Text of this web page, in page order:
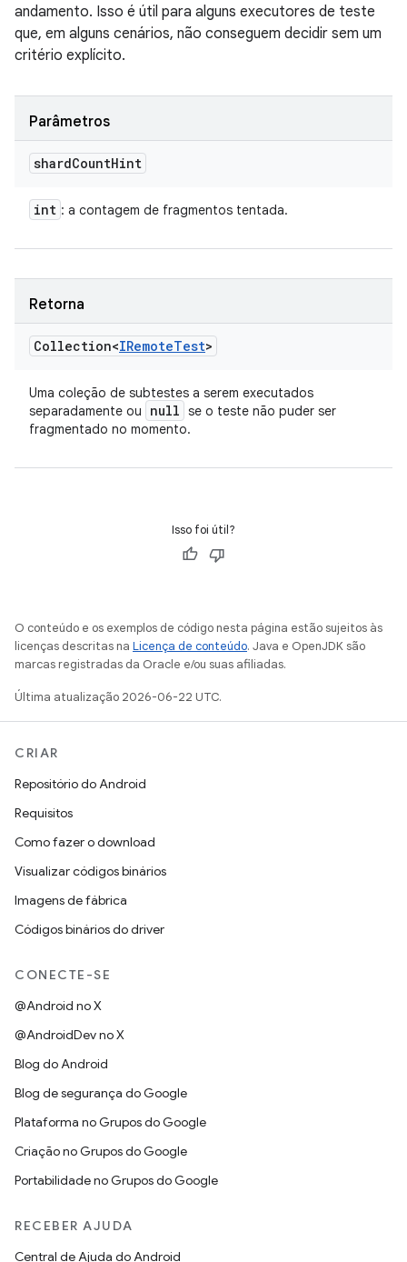
andamento. Isso é útil para alguns executores de teste
que, em alguns cenários, não conseguem decidir sem um
critério explícito.
Parâmetros
shardCountHint
int : a contagem de fragmentos tentada.
Retorna
Collection<IRemoteTest>
Uma coleção de subtestes a serem executados
separadamente ou
null se o teste não puder ser
fragmentado no momento.
Isso foi útil?
O conteúdo e os exemplos de código nesta página estão sujeitos às
licenças descritas na Licença de conteúdo. Java e OpenJDK são
marcas registradas da Oracle e/ou suas afiliadas.
Última atualização 2026-06-22 UTC.
CRIAR
Repositório do Android
Requisitos
Como fazer o download
Visualizar códigos binários
Imagens de fábrica
Códigos binários do driver
CONECTE-SE
@Android no X
@AndroidDev no X
Blog do Android
Blog de segurança do Google
Plataforma no Grupos do Google
Criação no Grupos do Google
Portabilidade no Grupos do Google
RECEBER AJUDA
Central de Ajuda do Android